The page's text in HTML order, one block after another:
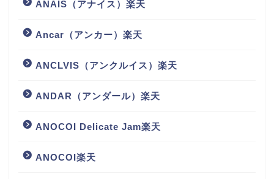
ANAIS（アナイス）楽天
Ancar（アンカー）楽天
ANCLVIS（アンクルイス）楽天
ANDAR（アンダール）楽天
ANOCOI Delicate Jam楽天
ANOCOI楽天